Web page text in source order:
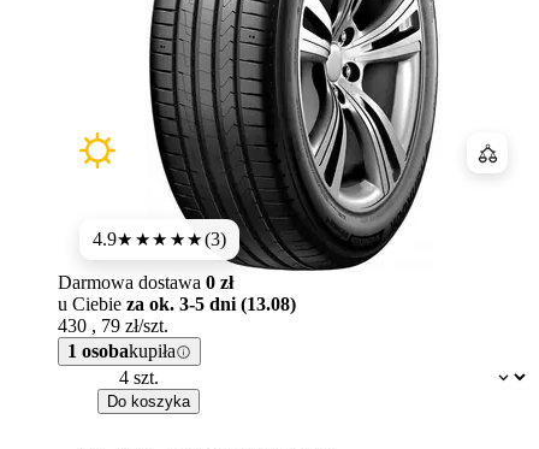
4.9★★★★★(3)
Dostępność:
Darmowa dostawa 0 zł
u Ciebie za ok. 3-5 dni (13.08)
430 , 79 zł/szt.
1 osobakupiła
Do koszyka